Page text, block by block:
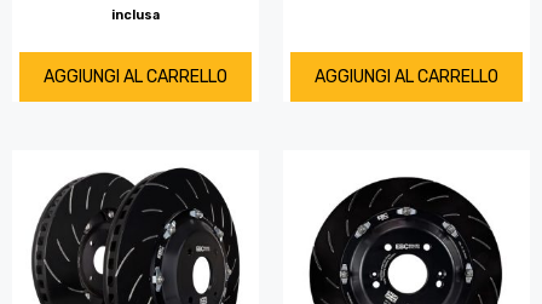
inclusa
AGGIUNGI AL CARRELLO AGGIUNGI AL CARRELLO